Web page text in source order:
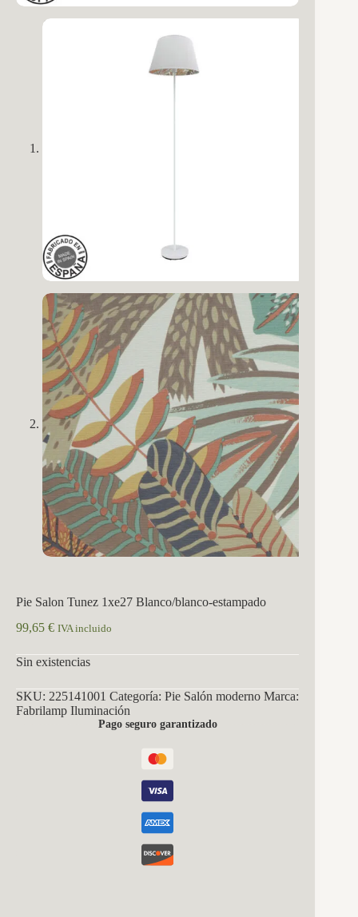
Pie Salon Tunez 1xe27 Blanco/blanco-estampado
99,65 € IVA incluido
Sin existencias
SKU: 225141001 Categoría: Pie Salón moderno Marca:
Fabrilamp Iluminación
Pago seguro garantizado